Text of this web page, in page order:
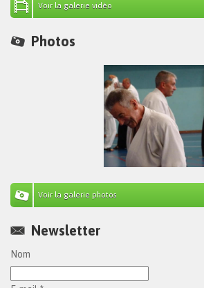
Voir la galerie vidéo
Photos
Voir la galerie photos
Newsletter
Nom